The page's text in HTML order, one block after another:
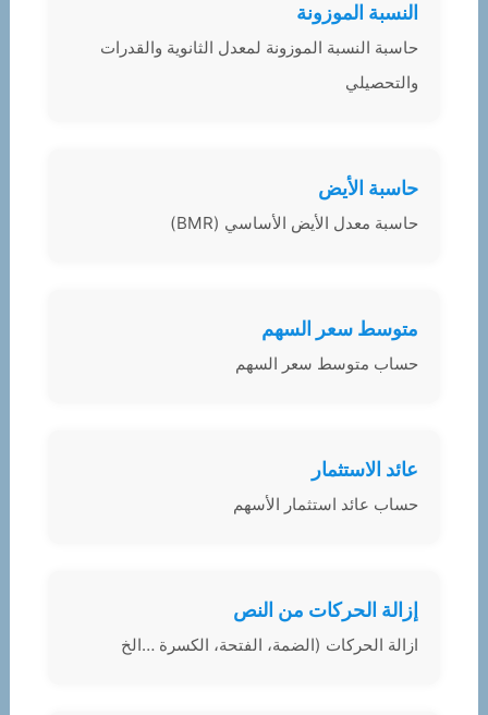
النسبة الموزونة
حاسبة النسبة الموزونة لمعدل الثانوية والقدرات
والتحصيلي
حاسبة الأيض
حاسبة معدل الأيض الأساسي (BMR)
متوسط سعر السهم
حساب متوسط سعر السهم
عائد الاستثمار
حساب عائد استثمار الأسهم
إزالة الحركات من النص
ازالة الحركات (الضمة، الفتحة، الكسرة …الخ